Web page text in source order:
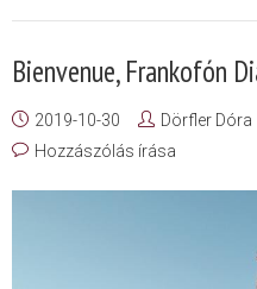
Bienvenue, Frankofón
2019-10-30 Dörfler Dóra
Hozzászólás írása